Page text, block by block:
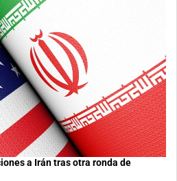
a Irán tras otra ronda de